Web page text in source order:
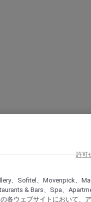
、Sofitel、Movenpick、
& Bars、Spa、
各ウェブサイトにおいて、
許可